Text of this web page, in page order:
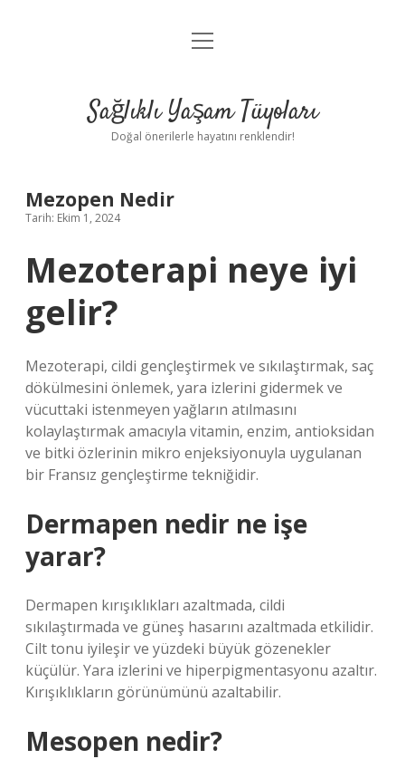
Anasayfa
Yasal Uyarı
menüyü
Sağlıklı Yaşam Tüyoları
Doğal önerilerle hayatını renklendir!
Mezopen Nedir
Tarih: Ekim 1, 2024
Mezoterapi neye iyi
gelir?
Mezoterapi, cildi gençleştirmek ve sıkılaştırmak, saç
dökülmesini önlemek, yara izlerini gidermek ve
vücuttaki istenmeyen yağların atılmasını
kolaylaştırmak amacıyla vitamin, enzim, antioksidan
ve bitki özlerinin mikro enjeksiyonuyla uygulanan
bir Fransız gençleştirme tekniğidir.
Dermapen nedir ne işe
yarar?
Dermapen kırışıklıkları azaltmada, cildi
sıkılaştırmada ve güneş hasarını azaltmada etkilidir.
Cilt tonu iyileşir ve yüzdeki büyük gözenekler
küçülür. Yara izlerini ve hiperpigmentasyonu azaltır.
Kırışıklıkların görünümünü azaltabilir.
Mesopen nedir?